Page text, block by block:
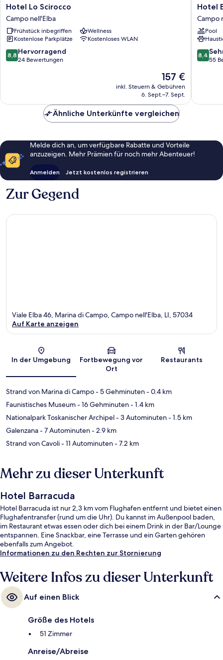
Hotel
Lo
Scirocco
Campo
nell'Elba
Hotel Lo Scirocco
Campo nell'Elba
Frühstück inbegriffen
Wellness
Kostenlose Parkplätze
Kostenloses WLAN
8.8
von
8,8 Hervorragend
24 Bewertungen
Der
Preis
beträgt
157 €
inkl. Steuern & Gebühren
6. Sept.–7. Sept.
Hotel
Baia
Campo
nell'Elba
Hotel
Campo
Pool
8.4
von
8,4
55
Ähnliche Unterkünfte vergleichen
Melde dich an, um verfügbare Rabatte und Vorteile
anzuzeigen. Mehr Prämien für noch mehr Abenteuer!
Anmelden Jetzt kostenlos registrieren
Zur Gegend
Karte
Viale Elba 46, Marina di Campo, Campo nell'Elba, LI, 57034
Auf Karte anzeigen
In der Umgebung
Fortbewegung vor
Ort
Restaurants
Strand von Marina di Campo- 5 Gehminuten- 0.4 km
Faunistisches Museum- 16 Gehminuten- 1.4 km
Nationalpark Toskanischer Archipel- 3 Autominuten- 1.5 km
Galenzana- 7 Autominuten- 2.9 km
Strand von Cavoli- 11 Autominuten- 7.2 km
Mehr zu dieser Unterkunft
Hotel Barracuda
Hotel Barracuda ist nur 2,3 km vom Flughafen entfernt und bietet einen
Flughafentransfer (rund um die Uhr). Du kannst im Außenpool baden,
im Restaurant etwas essen oder dich bei einem Drink in der Bar/Lounge
entspannen. Eine Snackbar, eine Terrasse und ein Garten gehören
ebenfalls zum Angebot.
Informationen zu den Rechten zur Stornierung
Weitere Infos zu dieser Unterkunft
Auf einen Blick
Größe des Hotels
51 Zimmer
Anreise/Abreise